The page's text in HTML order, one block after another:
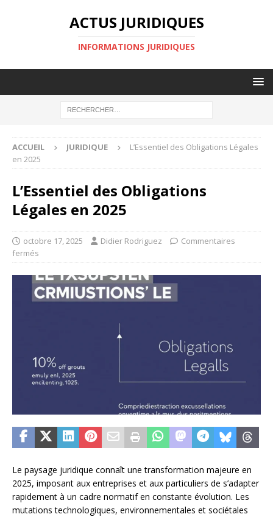
ACTUS JURIDIQUES
INFORMATIONS JURIDIQUES
ACCUEIL JURIDIQUE
L’Essentiel des Obligations Légales
en 2025
L’Essentiel des Obligations
Légales en 2025
octobre 17, 2025 Didier Rodriguez
Commentaires
fermés
Le paysage juridique connaît une transformation majeure en
2025, imposant aux entreprises et aux particuliers de s’adapter
rapidement à un cadre normatif en constante évolution. Les
mutations technologiques, environnementales et sociétales